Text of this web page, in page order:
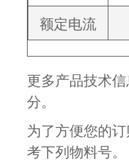
额定电流
更多产品技术
分。
为了方便您的
考下列物料号。